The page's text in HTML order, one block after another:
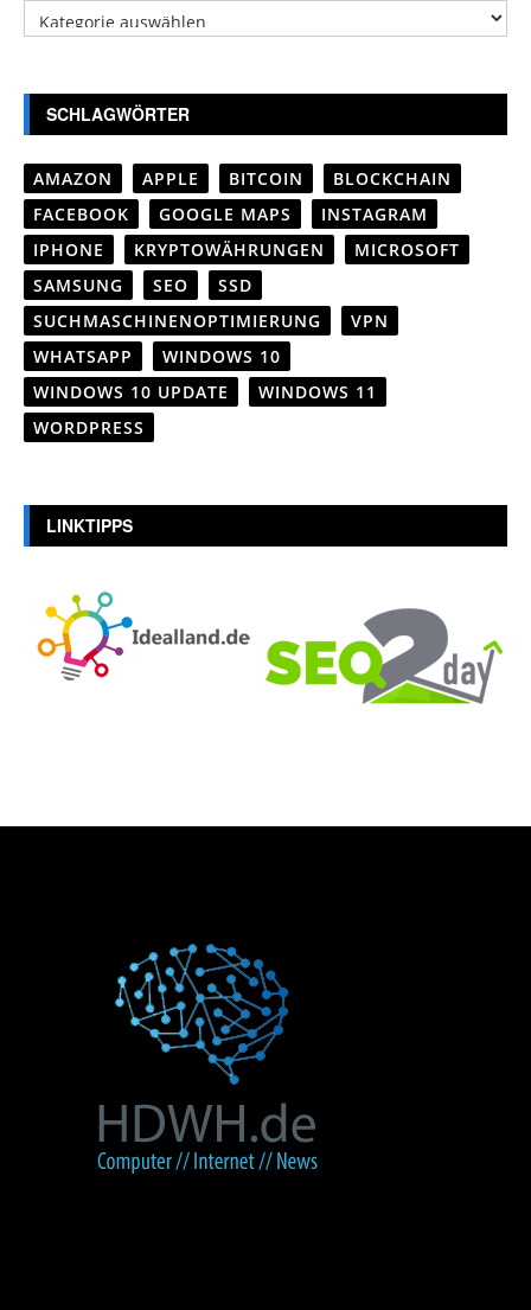
Kategorien
SCHLAGWÖRTER
AMAZON APPLE BITCOIN
BLOCKCHAIN
FACEBOOK
GOOGLE MAPS
INSTAGRAM
IPHONE
KRYPTOWÄHRUNGEN
MICROSOFT
SAMSUNG
SEO
SSD
SUCHMASCHINENOPTIMIERUNG
VPN
WHATSAPP
WINDOWS 10
WINDOWS 10 UPDATE
WINDOWS 11
WORDPRESS
LINKTIPPS